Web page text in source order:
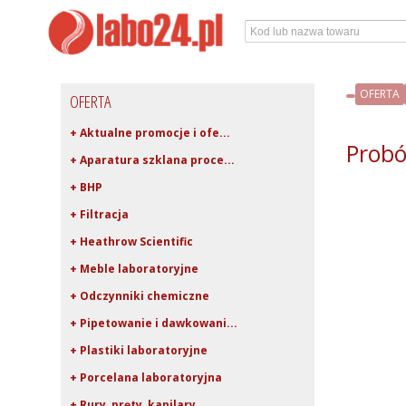
OFERTA
+ Aktualne promocje i ofe...
+ Aparatura szklana proce...
+ BHP
+ Filtracja
+ Heathrow Scientific
+ Meble laboratoryjne
+ Odczynniki chemiczne
+ Pipetowanie i dawkowani...
+ Plastiki laboratoryjne
+ Porcelana laboratoryjna
OFERTA